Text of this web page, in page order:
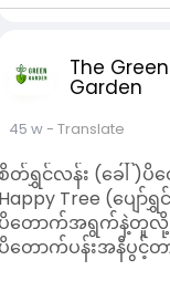
The Green
Garden
45 w- Translate
တ်ရွှင်လန်း (ခေါ် )ပိ
Tree (ပျေ
တောက်အရွက်နဲ့တူလို့
တောက်ပန်းအနီပွင့်တ